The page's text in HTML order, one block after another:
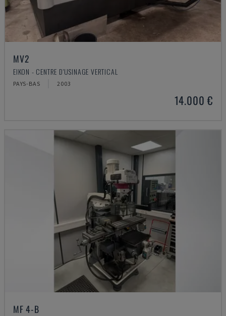
MV2
EIKON - CENTRE D'USINAGE VERTICAL
PAYS-BAS 2003
14.000 €
MF 4-B